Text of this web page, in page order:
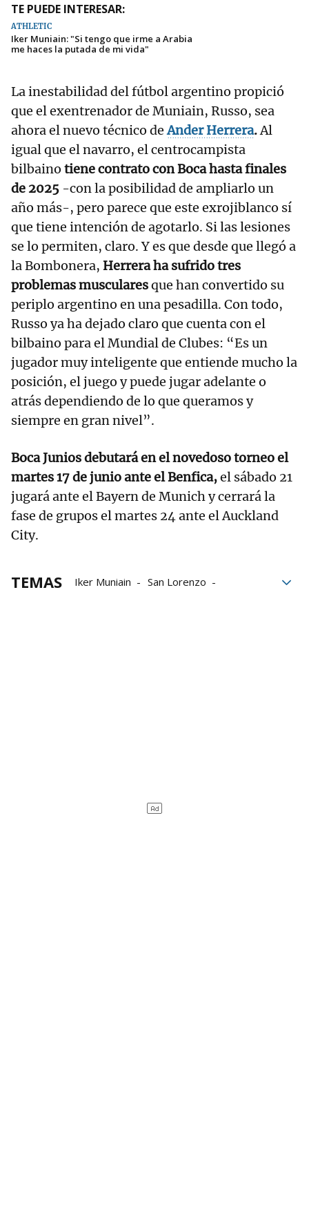
TE PUEDE INTERESAR:
ATHLETIC
Iker Muniain: "Si tengo que irme a Arabia
me haces la putada de mi vida"
La inestabilidad del fútbol argentino propició
que el exentrenador de Muniain, Russo, sea
ahora el nuevo técnico de Ander Herrera.Al
igual que el navarro, el centrocampista
bilbaino tiene contrato con Boca hasta finales
de 2025 -con la posibilidad de ampliarlo un
año más-, pero parece que este exrojiblanco sí
que tiene intención de agotarlo. Si las lesiones
se lo permiten, claro. Y es que desde que llegó a
la Bombonera, Herrera ha sufrido tres
problemas muscularesque han convertido su
periplo argentino en una pesadilla. Con todo,
Russo ya ha dejado claro que cuenta con el
bilbaino para el Mundial de Clubes: “Es un
jugador muy inteligente que entiende mucho la
posición, el juego y puede jugar adelante o
atrás dependiendo de lo que queramos y
siempre en gran nivel”.
Boca Junios debutará en el novedoso torneo el
martes 17 de junio ante el Benfica,el sábado 21
jugará ante el Bayern de Munich y cerrará la
fase de grupos el martes 24 ante el Auckland
City.
TEMAS Iker Muniain
San Lorenzo